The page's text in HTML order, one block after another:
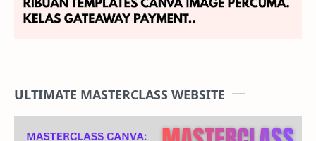
ULTIMATE MASTERCLASS WEBSITE